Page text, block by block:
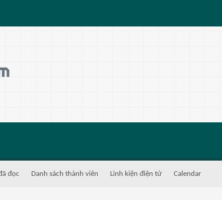
đọc Danh sách thành viên Linh kiện điện tử Calendar